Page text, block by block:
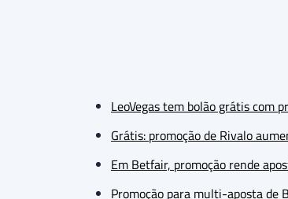
LeoVegas tem bolão grátis com
Grátis: promoção de Rivalo
Em Betfair, promoção rende
Promoção para multi-aposta de